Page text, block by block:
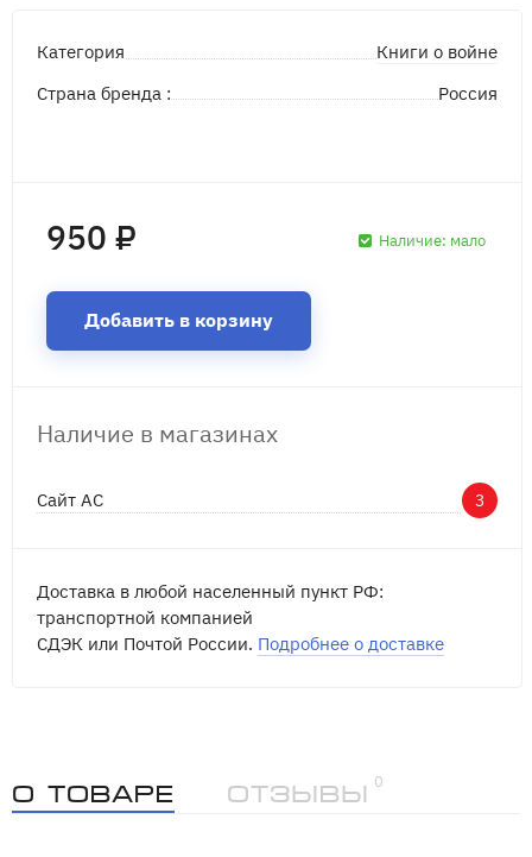
Категория
Книги о войне
Страна бренда :
Россия
950 ₽ Наличие: мало
Добавить в корзину
Наличие в магазинах
Сайт АС 3
Доставка в любой населенный пункт РФ:
транспортной компанией
СДЭК или Почтой России. Подробнее о доставке
О товаре Отзывы
0